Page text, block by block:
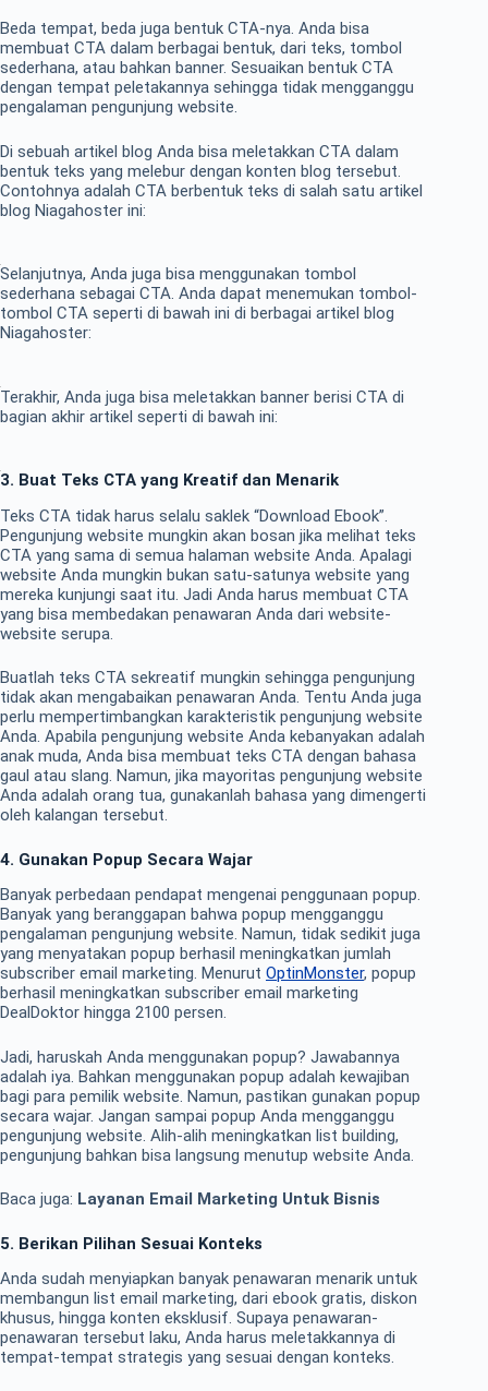
Beda tempat, beda juga bentuk CTA-nya. Anda bisa
membuat CTA dalam berbagai bentuk, dari teks, tombol
sederhana, atau bahkan banner. Sesuaikan bentuk CTA
dengan tempat peletakannya sehingga tidak mengganggu
pengalaman pengunjung website.
Di sebuah artikel blog Anda bisa meletakkan CTA dalam
bentuk teks yang melebur dengan konten blog tersebut.
Contohnya adalah CTA berbentuk teks di salah satu artikel
blog Niagahoster ini:
Selanjutnya, Anda juga bisa menggunakan tombol
sederhana sebagai CTA. Anda dapat menemukan tombol-
tombol CTA seperti di bawah ini di berbagai artikel blog
Niagahoster:
Terakhir, Anda juga bisa meletakkan banner berisi CTA di
bagian akhir artikel seperti di bawah ini:
3. Buat Teks CTA yang Kreatif dan Menarik
Teks CTA tidak harus selalu saklek “Download Ebook”.
Pengunjung website mungkin akan bosan jika melihat teks
CTA yang sama di semua halaman website Anda. Apalagi
website Anda mungkin bukan satu-satunya website yang
mereka kunjungi saat itu. Jadi Anda harus membuat CTA
yang bisa membedakan penawaran Anda dari website-
website serupa.
Buatlah teks CTA sekreatif mungkin sehingga pengunjung
tidak akan mengabaikan penawaran Anda. Tentu Anda juga
perlu mempertimbangkan karakteristik pengunjung website
Anda. Apabila pengunjung website Anda kebanyakan adalah
anak muda, Anda bisa membuat teks CTA dengan bahasa
gaul atau slang. Namun, jika mayoritas pengunjung website
Anda adalah orang tua, gunakanlah bahasa yang dimengerti
oleh kalangan tersebut.
4. Gunakan Popup Secara Wajar
Banyak perbedaan pendapat mengenai penggunaan popup.
Banyak yang beranggapan bahwa popup mengganggu
pengalaman pengunjung website. Namun, tidak sedikit juga
yang menyatakan popup berhasil meningkatkan jumlah
subscriber email marketing. Menurut OptinMonster, popup
berhasil meningkatkan subscriber email marketing
DealDoktor hingga 2100 persen.
Jadi, haruskah Anda menggunakan popup? Jawabannya
adalah iya. Bahkan menggunakan popup adalah kewajiban
bagi para pemilik website. Namun, pastikan gunakan popup
secara wajar. Jangan sampai popup Anda mengganggu
pengunjung website. Alih-alih meningkatkan list building,
pengunjung bahkan bisa langsung menutup website Anda.
Baca juga: Layanan Email Marketing Untuk Bisnis
5. Berikan Pilihan Sesuai Konteks
Anda sudah menyiapkan banyak penawaran menarik untuk
membangun list email marketing, dari ebook gratis, diskon
khusus, hingga konten eksklusif. Supaya penawaran-
penawaran tersebut laku, Anda harus meletakkannya di
tempat-tempat strategis yang sesuai dengan konteks.